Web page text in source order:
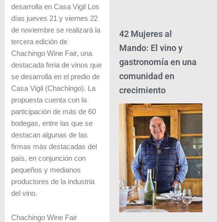
desarrolla en Casa Vigil Los
días jueves 21 y viernes 22
de noviembre se realizará la
tercera edición de
Chachingo Wine Fair, una
destacada feria de vinos que
se desarrolla en el predio de
Casa Vigil (Chachingo). La
propuesta cuenta con la
participación de más de 60
bodegas, entre las que se
destacan algunas de las
firmas más destacadas del
país, en conjunción con
pequeños y medianos
productores de la industria
del vino.
Chachingo Wine Fair
42 Mujeres al
Mando: El vino y
gastronomía en una
comunidad en
crecimiento